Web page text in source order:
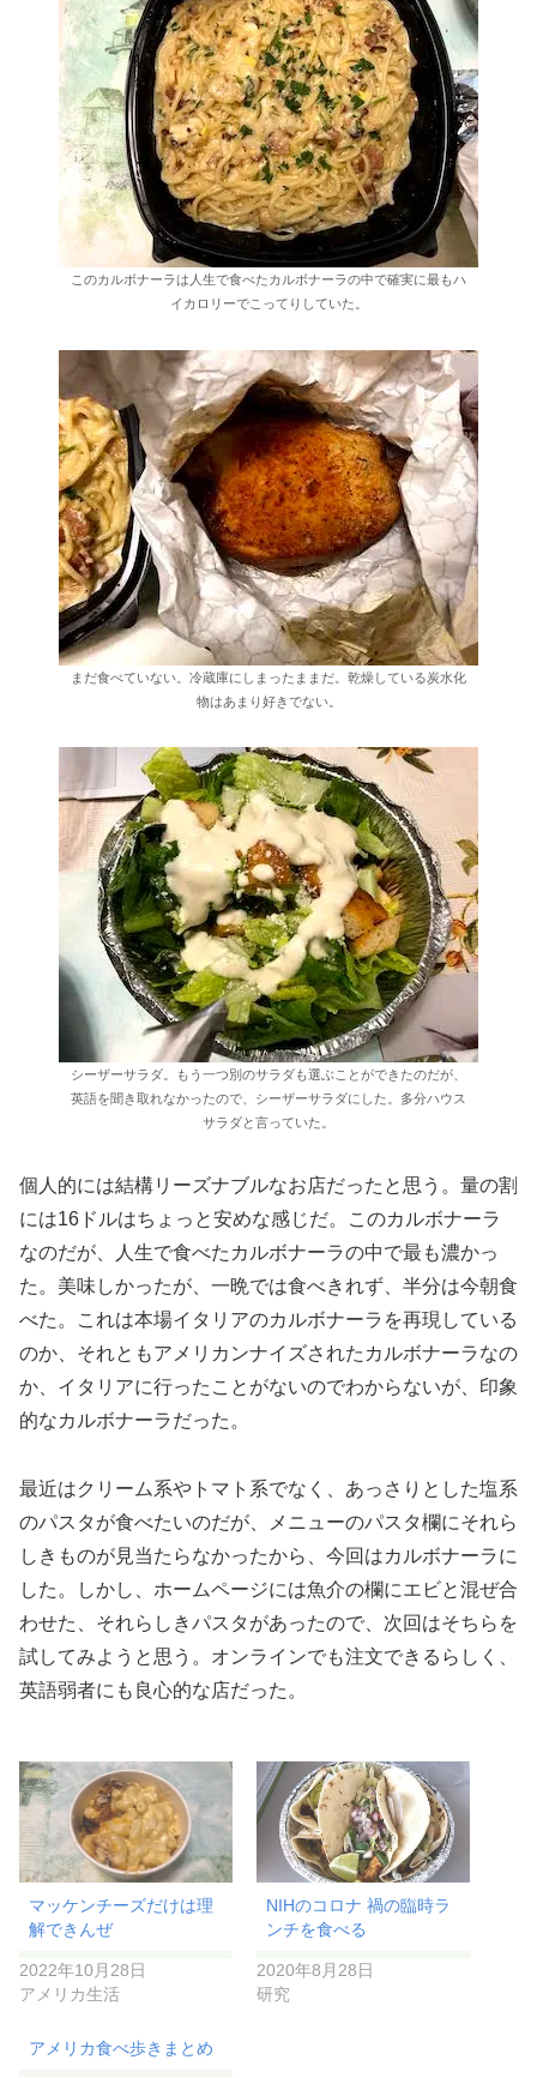
このカルボナーラは人生で食べたカルボナーラの中で確実に最もハ
イカロリーでこってりしていた。
まだ食べていない。冷蔵庫にしまったままだ。乾燥している炭水化
物はあまり好きでない。
シーザーサラダ。もう一つ別のサラダも選ぶことができたのだが、
英語を聞き取れなかったので、シーザーサラダにした。多分ハウス
サラダと言っていた。
個人的には結構リーズナブルなお店だったと思う。量の割
には16ドルはちょっと安めな感じだ。このカルボナーラ
なのだが、人生で食べたカルボナーラの中で最も濃かっ
た。美味しかったが、一晩では食べきれず、半分は今朝食
べた。これは本場イタリアのカルボナーラを再現している
のか、それともアメリカンナイズされたカルボナーラなの
か、イタリアに行ったことがないのでわからないが、印象
的なカルボナーラだった。
最近はクリーム系やトマト系でなく、あっさりとした塩系
のパスタが食べたいのだが、メニューのパスタ欄にそれら
しきものが見当たらなかったから、今回はカルボナーラに
した。しかし、ホームページには魚介の欄にエビと混ぜ合
わせた、それらしきパスタがあったので、次回はそちらを
試してみようと思う。オンラインでも注文できるらしく、
英語弱者にも良心的な店だった。
マッケンチーズだけは理
解できんぜ
2022年10月28日
アメリカ生活
NIHのコロナ 禍の臨時ラ
ンチを食べる
2020年8月28日
研究
アメリカ食べ歩きまとめ